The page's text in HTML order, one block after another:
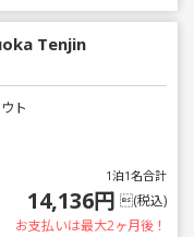
Tenjin
ト
1泊1名合計
14,136円 (税込)
お支払いは最大2ヶ月後！